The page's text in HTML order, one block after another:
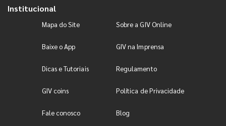
Institucional
Mapa do Site Sobre a GIV Online
Baixe o App GIV na Imprensa
Dicas e Tutoriais Regulamento
GIV coins Política de Privacidade
Fale conosco Blog